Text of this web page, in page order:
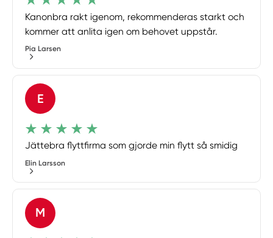
Kanonbra rakt igenom, rekommenderas starkt och
kommer att anlita igen om behovet uppstår.
Pia Larsen
E
Jättebra flyttfirma som gjorde min flytt så smidig
Elin Larsson
M